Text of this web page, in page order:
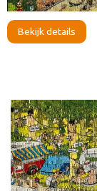
Bekijk details